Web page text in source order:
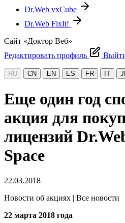
Dr.Web vxCube
Dr.Web FixIt!
Сайт «Доктор Веб»
Редактировать профиль
RU CN EN ES FR IT
Еще один год
акция для
лицензий
Space
22.03.2018
Новости об акциях | Все новости
22 марта 2018 года